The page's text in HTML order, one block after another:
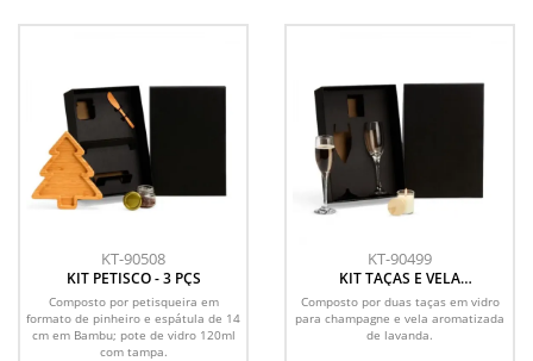
KT-90508
KIT PETISCO - 3 PÇS
Composto por petisqueira em
formato de pinheiro e espátula de 14
cm em Bambu; pote de vidro 120ml
com tampa.
KT-90499
KIT TAÇAS E VELA
AROMATIZADA - 3 PÇS
Composto por duas taças em vidro
para champagne e vela aromatizada
de lavanda.